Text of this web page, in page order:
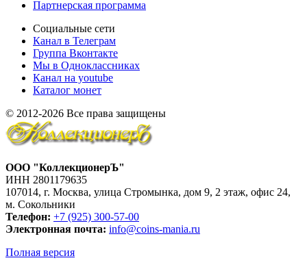
Партнерская программа
Социальные сети
Канал в Телеграм
Группа Вконтакте
Мы в Одноклассниках
Канал на youtube
Каталог монет
© 2012-2026 Все права защищены
ООО "КоллекционерЪ"
ИНН 2801179635
107014, г. Москва, улица Стромынка, дом 9, 2 этаж, офис 24,
м. Сокольники
Телефон: +7 (925) 300-57-00
Электронная почта: info@coins-mania.ru
Полная версия